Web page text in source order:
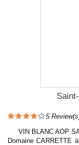
5
VIN BLANC AOP
Domaine CARRETTE